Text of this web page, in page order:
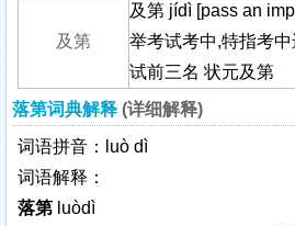
及第
及第 jídì [pass an
举考试考中,特指考
试前三名 状元及第
落第词典解释 (详细解释)
词语拼音：luò dì
词语解释：
落第 luòdì